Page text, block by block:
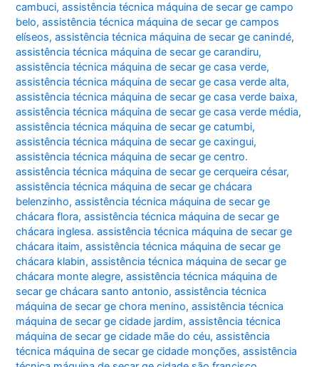
cambuci,assistência técnica máquina de secar ge campo
belo,assistência técnica máquina de secar ge campos
elíseos,assistência técnica máquina de secar ge canindé,
assistência técnica máquina de secar ge carandiru,
assistência técnica máquina de secar ge casa verde,
assistência técnica máquina de secar ge casa verde alta,
assistência técnica máquina de secar ge casa verde baixa,
assistência técnica máquina de secar ge casa verde média,
assistência técnica máquina de secar ge catumbi,
assistência técnica máquina de secar ge caxingui,
assistência técnica máquina de secar ge centro.
assistência técnica máquina de secar ge cerqueira césar,
assistência técnica máquina de secar ge chácara
belenzinho,assistência técnica máquina de secar ge
chácara flora,assistência técnica máquina de secar ge
chácara inglesa. assistência técnica máquina de secar ge
chácara itaim,assistência técnica máquina de secar ge
chácara klabin,assistência técnica máquina de secar ge
chácara monte alegre,assistência técnica máquina de
secar ge chácara santo antonio,assistência técnica
máquina de secar ge chora menino,assistência técnica
máquina de secar ge cidade jardim,assistência técnica
máquina de secar ge cidade mãe do céu,assistência
técnica máquina de secar ge cidade monções,assistência